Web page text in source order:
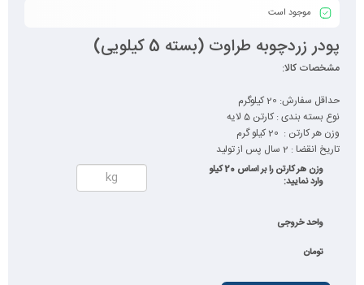
موجود است
پودر زردچوبه طراوت (بسته 5 کیلویی)
مشخصات کالا:
حداقل سفارش: 20 کیلوگرم
نوع بسته بندی : کارتن 5 لایه
وزن هر کارتن : 20 کیلو گرم
تاریخ انقضا : 2 سال پس از تولید
وزن هر کارتن را بر اساس 20 کیلو
وارد نمایید:
واحد خروجی
تومان